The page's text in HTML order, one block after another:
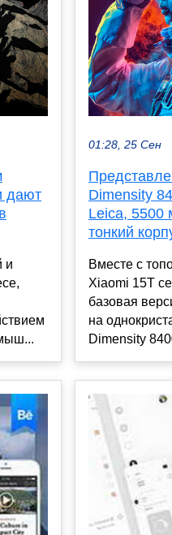
дают
и
01:28, 25 Сен
Dimensity
Leica, 5500
тонкий
Вместе с
Xiaomi 15T
базовая
на
Dimensity